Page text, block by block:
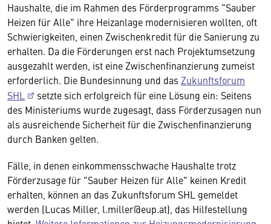
Haushalte, die im Rahmen des Förderprogramms "Sauber
Heizen für Alle" ihre Heizanlage modernisieren wollten, oft
Schwierigkeiten, einen Zwischenkredit für die Sanierung zu
erhalten. Da die Förderungen erst nach Projektumsetzung
ausgezahlt werden, ist eine Zwischenfinanzierung zumeist
erforderlich. Die Bundesinnung und das Zukunftsforum
SHL
setzte sich erfolgreich für eine Lösung ein: Seitens
des Ministeriums wurde zugesagt, dass Förderzusagen nun
als ausreichende Sicherheit für die Zwischenfinanzierung
durch Banken gelten.
Fälle, in denen einkommensschwache Haushalte trotz
Förderzusage für "Sauber Heizen für Alle" keinen Kredit
erhalten, können an das Zukunftsforum SHL gemeldet
werden (Lucas Miller, l.miller@eup.at), das Hilfestellung